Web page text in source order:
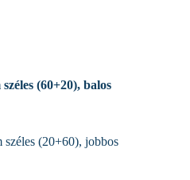
(60+20), balos